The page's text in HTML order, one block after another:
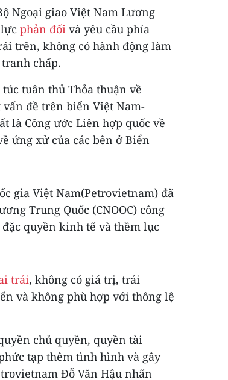
Ngoại giao Việt Nam Lương
phản đối và yêu cầu phía
trên, không có hành động làm
chấp.
tuân thủ Thỏa thuận về
đề trên biển Việt Nam-
là Công ước Liên hợp quốc về
ứng xử của các bên ở Biển
gia Việt Nam(Petrovietnam) đã
Trung Quốc (CNOOC) công
quyền kinh tế và thềm lục
trái, không có giá trị, trái
và không phù hợp với thông lệ
chủ quyền, quyền tài
tạp thêm tình hình và gây
Đỗ Văn Hậu nhấn